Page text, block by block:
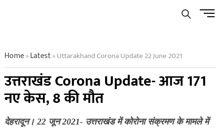
Menu
Home»Latest»Uttarakhand Corona Update 22 June 2021
उत्तराखंड Corona Update- आज 171
नए केस, 8 की मौत
देहरादून। 22 जून 2021- उत्तराखंड में कोरोना संक्रमण के मामले में